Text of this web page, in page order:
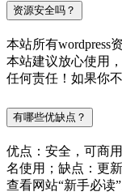
资源安全吗？
本站所有wordpress
本站建议放心使用
任何责任！如果你
有哪些优缺点？
优点：安全，可商
名使用；缺点：更
查看网站“新手必读”